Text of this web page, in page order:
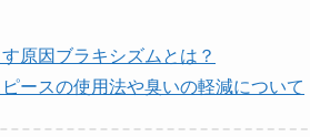
原因ブラキシズムとは？
ースの使用法や臭いの軽減について